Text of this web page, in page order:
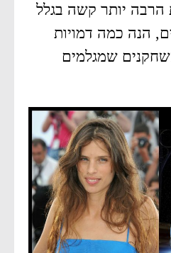
הרבה יותר קשה בגלל
הנה כמה דמויות
שמגלמים